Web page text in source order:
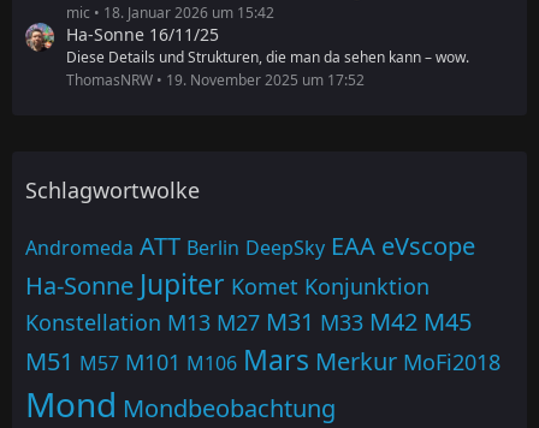
mic
18. Januar 2026 um 15:42
Ha-Sonne 16/11/25
Diese Details und Strukturen, die man da sehen kann – wow.
ThomasNRW
19. November 2025 um 17:52
Schlagwortwolke
Andromeda ATT Berlin DeepSky EAA eVscope
Ha-Sonne Jupiter Komet Konjunktion
Konstellation M13 M27 M31 M33 M42 M45
M51 M57 M101 M106 Mars Merkur MoFi2018
Mond Mondbeobachtung